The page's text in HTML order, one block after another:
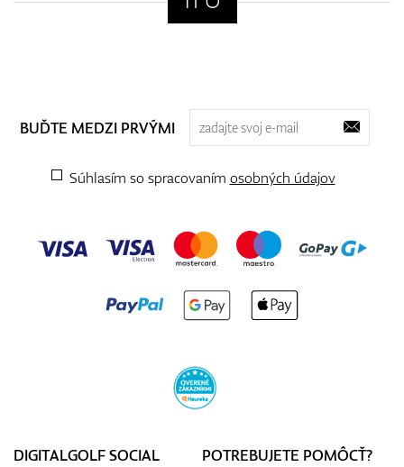
BUĎTE MEDZI PRVÝMI
Súhlasím so spracovaním osobných údajov
DIGITALGOLF SOCIAL
POTREBUJETE POMÔCŤ?